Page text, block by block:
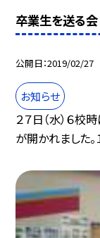
卒業生を送る会
公開日 2019/02/27
お知らせ
２７日（水）６
が開かれました